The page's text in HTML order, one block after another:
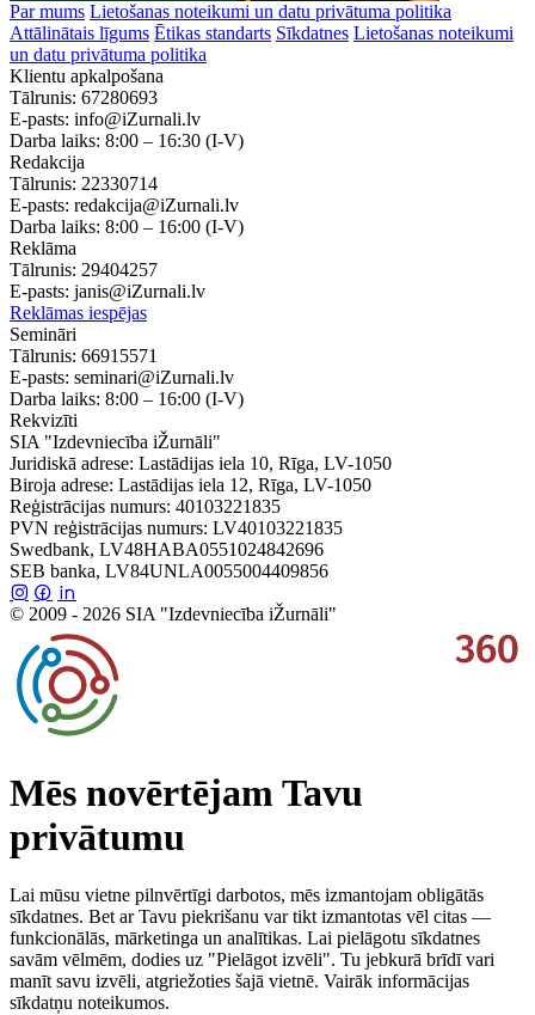
Par mums Lietošanas noteikumi un datu privātuma politika
Attālinātais līgums Ētikas standarts Sīkdatnes Lietošanas noteikumi
un datu privātuma politika
Klientu apkalpošana
Tālrunis: 67280693
E-pasts: info@iZurnali.lv
Darba laiks: 8:00 – 16:30 (I-V)
Redakcija
Tālrunis: 22330714
E-pasts: redakcija@iZurnali.lv
Darba laiks: 8:00 – 16:00 (I-V)
Reklāma
Tālrunis: 29404257
E-pasts: janis@iZurnali.lv
Reklāmas iespējas
Semināri
Tālrunis: 66915571
E-pasts: seminari@iZurnali.lv
Darba laiks: 8:00 – 16:00 (I-V)
Rekvizīti
SIA "Izdevniecība iŽurnāli"
Juridiskā adrese: Lastādijas iela 10, Rīga, LV-1050
Biroja adrese: Lastādijas iela 12, Rīga, LV-1050
Reģistrācijas numurs: 40103221835
PVN reģistrācijas numurs: LV40103221835
Swedbank, LV48HABA0551024842696
SEB banka, LV84UNLA0055004409856
© 2009 - 2026 SIA "Izdevniecība iŽurnāli"
Mēs novērtējam Tavu
privātumu
Lai mūsu vietne pilnvērtīgi darbotos, mēs izmantojam obligātās
sīkdatnes. Bet ar Tavu piekrišanu var tikt izmantotas vēl citas —
funkcionālās, mārketinga un analītikas. Lai pielāgotu sīkdatnes
savām vēlmēm, dodies uz "Pielāgot izvēli". Tu jebkurā brīdī vari
manīt savu izvēli, atgriežoties šajā vietnē. Vairāk informācijas
sīkdatņu noteikumos.